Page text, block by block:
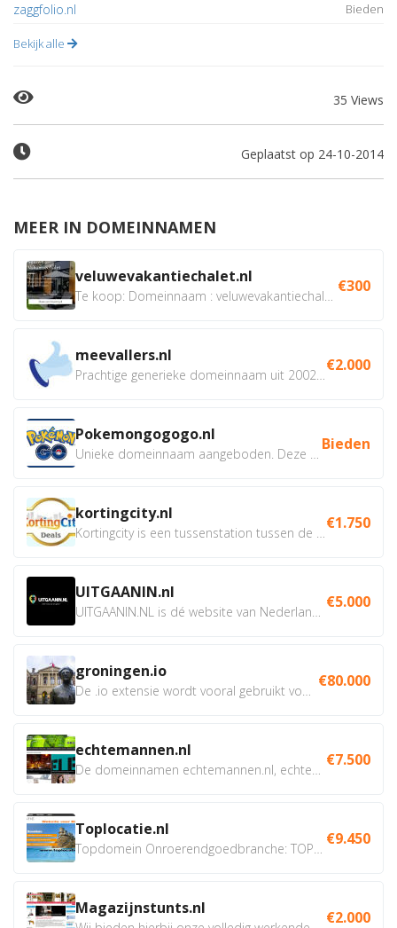
zaggfolio.nl Bieden
Bekijk alle
35 Views
Geplaatst op 24-10-2014
MEER IN DOMEINNAMEN
veluwevakantiechalet.nl €300
meevallers.nl €2.000
Pokemongogogo.nl Bieden
kortingcity.nl €1.750
UITGAANIN.nl €5.000
groningen.io €80.000
echtemannen.nl €7.500
Toplocatie.nl €9.450
Magazijnstunts.nl €2.000